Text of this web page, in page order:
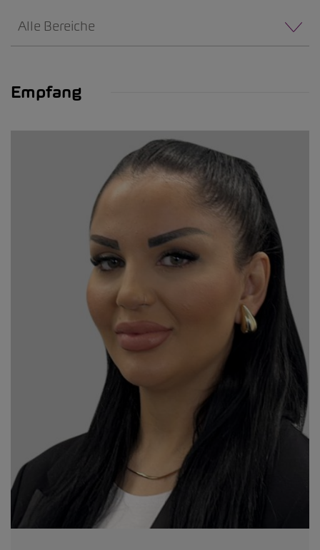
Alle Bereiche
Empfang